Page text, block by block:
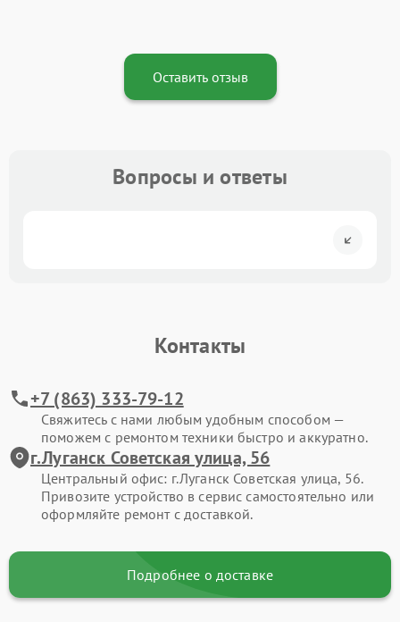
Оставить отзыв
Вопросы и ответы
Контакты
+7 (863) 333-79-12
Свяжитесь с нами любым удобным способом —
поможем с ремонтом техники быстро и аккуратно.
г.Луганск Советская улица, 56
Центральный офис: г.Луганск Советская улица, 56.
Привозите устройство в сервис самостоятельно или
оформляйте ремонт с доставкой.
Подробнее о доставке